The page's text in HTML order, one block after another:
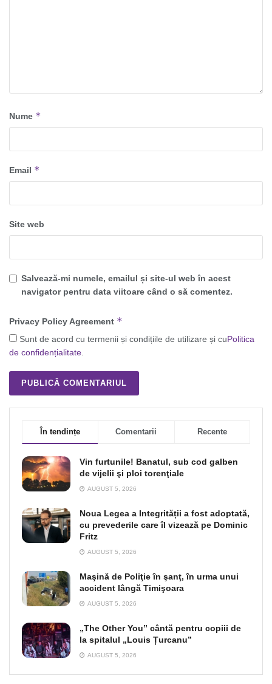
Nume *
Email *
Site web
Salvează-mi numele, emailul și site-ul web în acest
navigator pentru data viitoare când o să comentez.
Privacy Policy Agreement *
Sunt de acord cu termenii și condițiile de utilizare și cuPolitica
de confidențialitate.
În tendințe Comentarii Recente
Vin furtunile! Banatul, sub cod galben
de vijelii şi ploi torenţiale
AUGUST 5, 2026
Noua Legea a Integrității a fost adoptată,
cu prevederile care îl vizează pe Dominic
Fritz
AUGUST 5, 2026
Maşină de Poliţie în şanţ, în urma unui
accident lângă Timişoara
AUGUST 5, 2026
„The Other You” cântă pentru copiii de
la spitalul „Louis Țurcanu”
AUGUST 5, 2026